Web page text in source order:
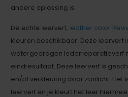
andere oplossing is.
De echte leerverf, leather color
kleuren beschikbaar. Deze leerverf
watergedragen lederreparatieverf
eindresultaat. Deze leerverf is
en/of verkleuring door zonlicht. Het
leerverf en je kleurt het leer